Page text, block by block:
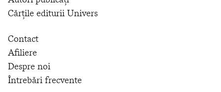
Cărțile editurii Univers
Contact
Afiliere
Despre noi
Întrebări frecvente